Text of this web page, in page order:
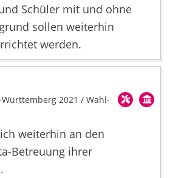
Schüler mit und ohne
sollen weiterhin
werden.
2021 / Wahl-
weiterhin an den
Betreuung ihrer